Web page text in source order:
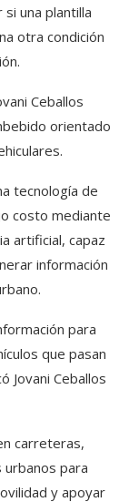
una plantilla
otra condición
Ceballos
orientado
tecnología de
costo mediante
artificial, capaz
información
para
que pasan
Jovani Ceballos
carreteras,
para
y apoyar